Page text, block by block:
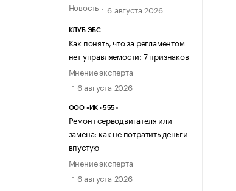
Новость
6 августа 2026
КЛУБ ЭБС
Как понять, что за регламентом
нет управляемости: 7 признаков
Мнение эксперта
6 августа 2026
ООО «ИК «555»
Ремонт серводвигателя или
замена: как не потратить деньги
впустую
Мнение эксперта
6 августа 2026